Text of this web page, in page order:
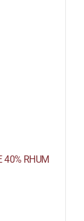
40% RHUM